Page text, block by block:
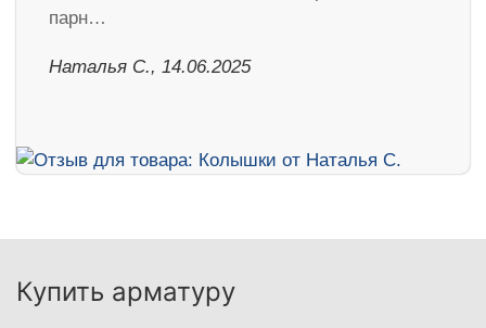
парн…
Наталья С., 14.06.2025
Купить арматуру